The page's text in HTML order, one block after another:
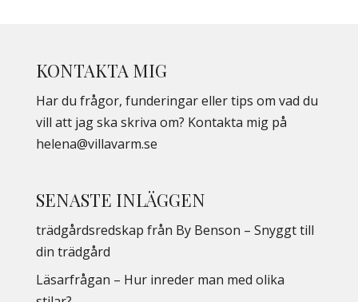
KONTAKTA MIG
Har du frågor, funderingar eller tips om vad du
vill att jag ska skriva om? Kontakta mig på
helena@villavarm.se
SENASTE INLÄGGEN
trädgårdsredskap från By Benson – Snyggt till
din trädgård
Läsarfrågan – Hur inreder man med olika